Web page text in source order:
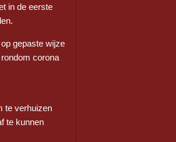
in de eerste
gepaste wijze
corona
te verhuizen
te kunnen